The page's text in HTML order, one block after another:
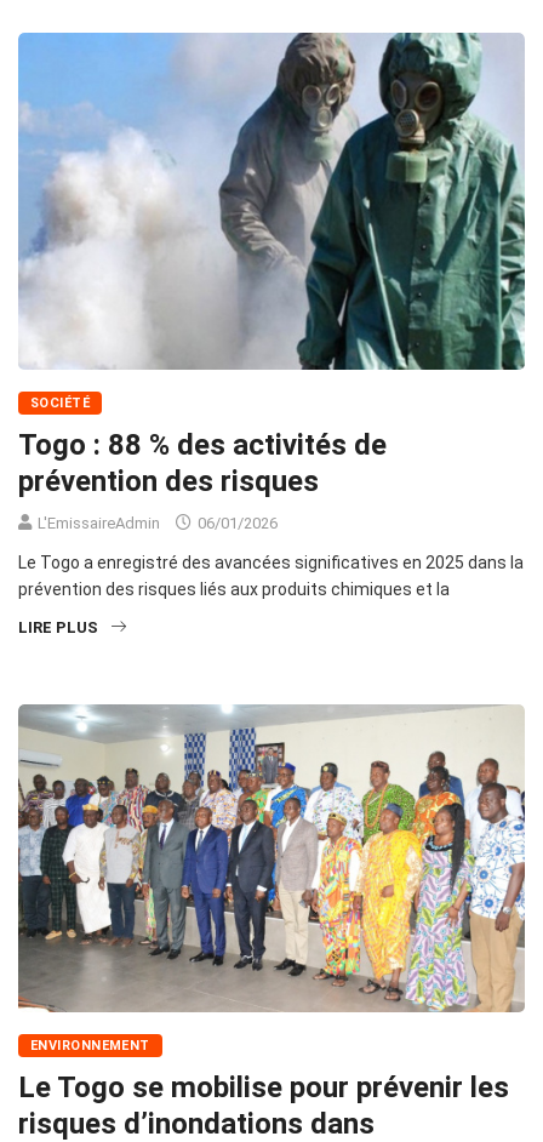
SOCIÉTÉ
Togo : 88 % des activités de
prévention des risques
L'EmissaireAdmin 06/01/2026
Le Togo a enregistré des avancées significatives en 2025 dans la
prévention des risques liés aux produits chimiques et la
LIRE PLUS
ENVIRONNEMENT
Le Togo se mobilise pour prévenir les
risques d’inondations dans